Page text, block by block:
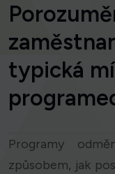
typická
Programy
způsobem, jak